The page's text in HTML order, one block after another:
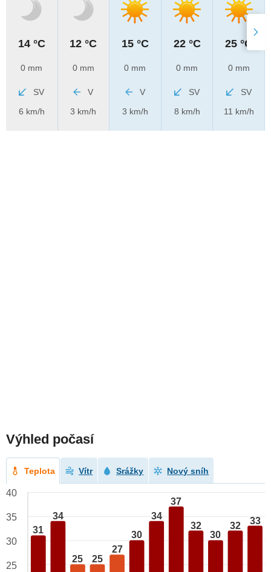
14 °C
0 mm
SV
6 km/h
12 °C
0 mm
V
3 km/h
15 °C
0 mm
V
3 km/h
22 °C
0 mm
SV
8 km/h
25 °C
0 mm
SV
11 km/h
Výhled počasí
Teplota Vítr Srážky Nový sníh
31
34
25 25
27
30
34
37
32
30
32 33
40
35
30
25